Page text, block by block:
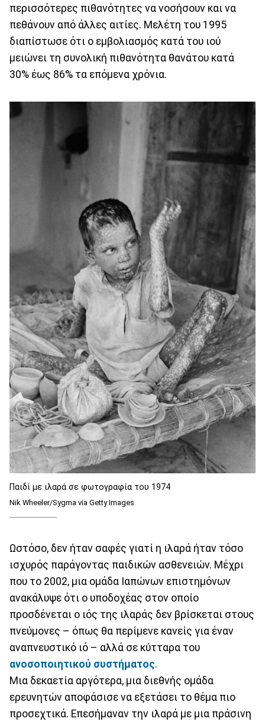
περισσότερες πιθανότητες να νοσήσουν και να
πεθάνουν από άλλες αιτίες. Μελέτη του 1995
διαπίστωσε ότι ο εμβολιασμός κατά του ιού
μειώνει τη συνολική πιθανότητα θανάτου κατά
30% έως 86% τα επόμενα χρόνια.
Παιδί με ιλαρά σε φωτογραφία του 1974
Νik Wheeler/Sygma via Getty Images
Ωστόσο, δεν ήταν σαφές γιατί η ιλαρά ήταν τόσο
ισχυρός παράγοντας παιδικών ασθενειών. Μέχρι
που το 2002, μια ομάδα Ιαπώνων επιστημόνων
ανακάλυψε ότι ο υποδοχέας στον οποίο
προσδένεται ο ιός της ιλαράς δεν βρίσκεται στους
πνεύμονες – όπως θα περίμενε κανείς για έναν
αναπνευστικό ιό – αλλά σε κύτταρα του
ανοσοποιητικού συστήματος.
Μια δεκαετία αργότερα, μια διεθνής ομάδα
ερευνητών αποφάσισε να εξετάσει το θέμα πιο
προσεχτικά. Επεσήμαναν την ιλαρά με μια πράσινη